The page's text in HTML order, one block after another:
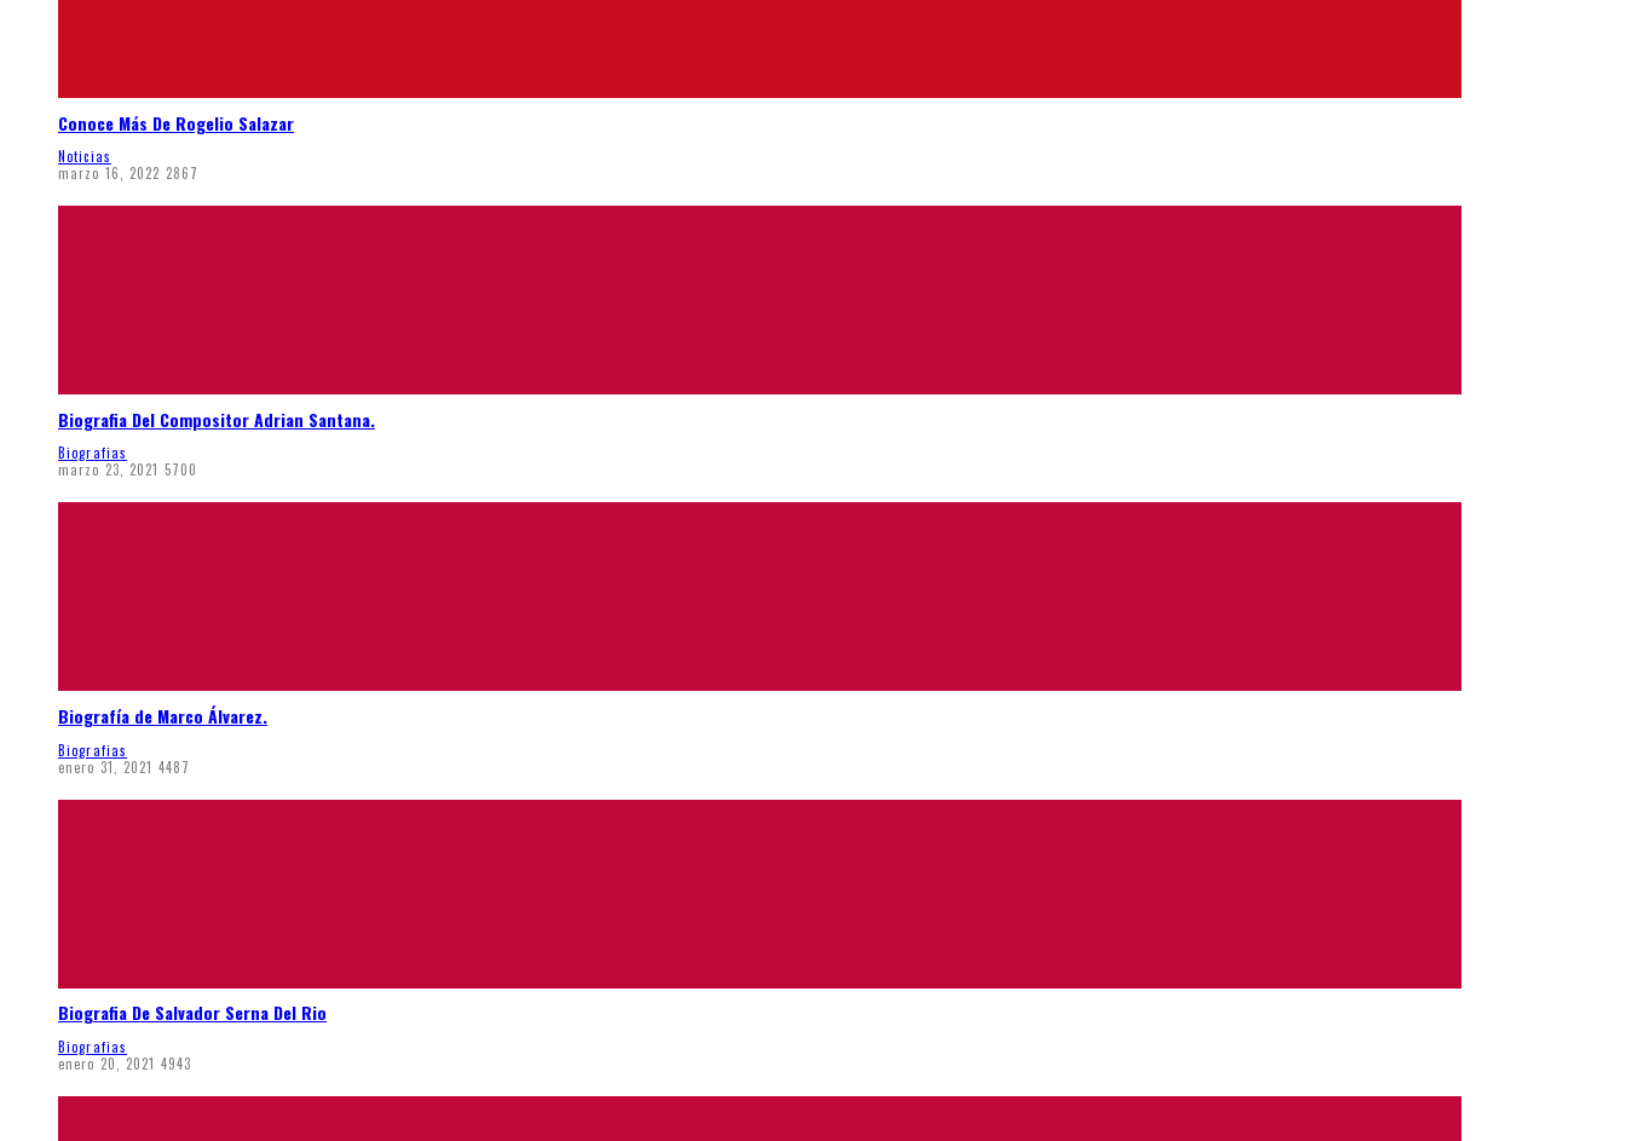
Conoce Más De Rogelio Salazar
Noticias
marzo 16, 2022 2867
Biografia Del Compositor Adrian Santana.
Biografias
marzo 23, 2021 5700
Biografía de Marco Álvarez.
Biografias
enero 31, 2021 4487
Biografia De Salvador Serna Del Rio
Biografias
enero 20, 2021 4943